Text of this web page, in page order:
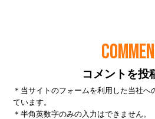
コメントを投
＊当サイトのフォームを利用した当社へ
ています。
＊半角英数字のみの入力はできません。